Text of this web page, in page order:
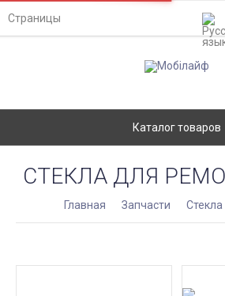
Страницы
Каталог товаров
СТЕКЛА ДЛЯ
Главная Запчасти